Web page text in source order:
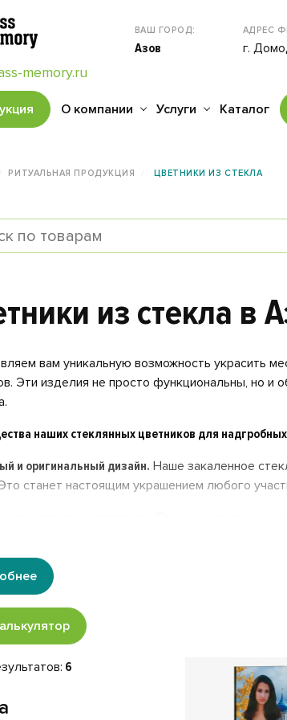
memory.ru
ВАШ ГОРОД:
Азов
АДРЕС
г.
О компании Услуги Каталог
РИТУАЛЬНАЯ ПРОДУКЦИЯ ЦВЕТНИКИ ИЗ СТЕКЛА
из стекла в
вам уникальную возможность украсить
Эти изделия не просто функциональны, но и
наших стеклянных цветников для
и оригинальный дизайн. Наше закаленное
станет настоящим украшением любого
и надежность.
Материал не подвергается коррозии и
решения.
вашим пожеланиям. А
уважение к ушедшему человеку.
Наносимые изображения защищены
годы.
6